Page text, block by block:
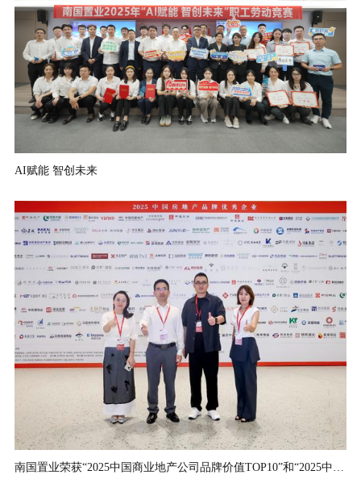
AI赋能 智创未来
南国置业荣获“2025中国商业地产公司品牌价值TOP10”和“2025中国商业地产运营优秀品牌”两项大奖